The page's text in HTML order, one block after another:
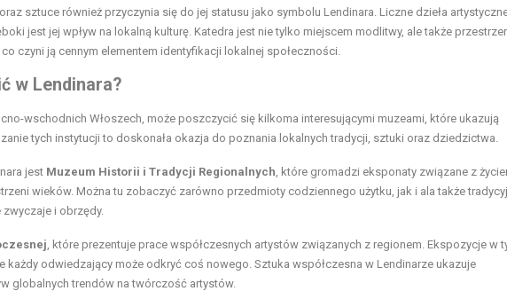
sztuce również przyczynia się do jej statusu jako symbolu Lendinara. Liczne dzieła
jest jej wpływ na lokalną kulturę. Katedra jest nie tylko miejscem modlitwy, ale także
czyni ją cennym elementem identyfikacji lokalnej społeczności.
w Lendinara?
wschodnich Włoszech, może poszczycić się kilkoma interesującymi muzeami, które ukazują
tych instytucji to doskonała okazja do poznania lokalnych tradycji, sztuki oraz dziedzictwa.
jest Muzeum Historii i Tradycji Regionalnych , które gromadzi eksponaty związane z
wieków. Można tu zobaczyć zarówno przedmioty codziennego użytku, jak i ala także
i obrzędy.
, które prezentuje prace współczesnych artystów związanych z regionem. Ekspozycje w
każdy odwiedzający może odkryć coś nowego. Sztuka współczesna w Lendinarze ukazuje
globalnych trendów na twórczość artystów.